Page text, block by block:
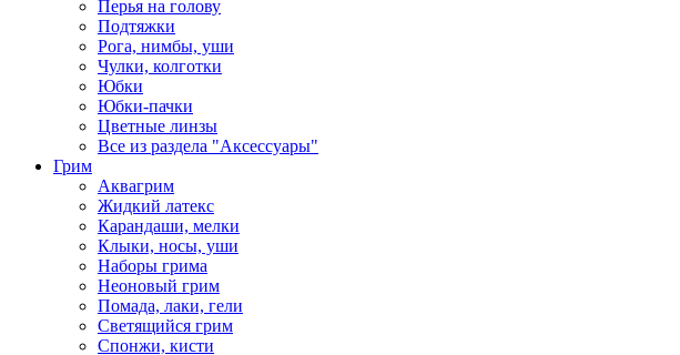
Перья на голову
Подтяжки
Рога, нимбы, уши
Чулки, колготки
Юбки
Юбки-пачки
Цветные линзы
Все из раздела "Аксессуары"
Грим
Аквагрим
Жидкий латекс
Карандаши, мелки
Клыки, носы, уши
Наборы грима
Неоновый грим
Помада, лаки, гели
Светящийся грим
Спонжи, кисти